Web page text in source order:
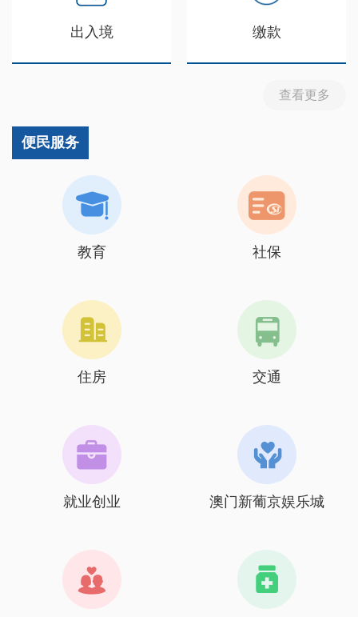
出入境 缴款
查看更多
便民服务
教育 社保
住房 交通
就业创业 澳门新葡京娱乐城